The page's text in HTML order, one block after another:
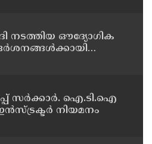
നടത്തിയ ഔദ്യോഗിക
സര്‍ക്കാര്‍. ഐ.ടി.ഐ
നിയമനം